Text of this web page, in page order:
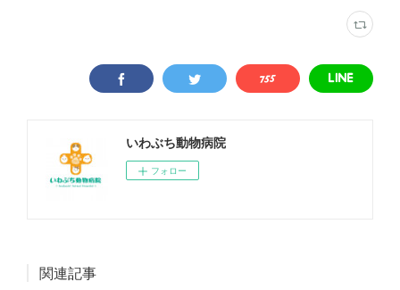
いわぶち動物病院
フォロー
関連記事